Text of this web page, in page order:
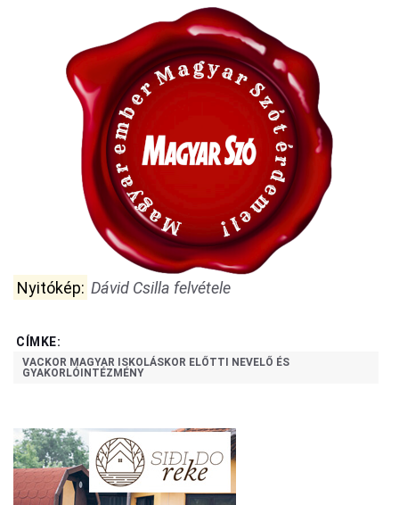
Nyitókép: Dávid Csilla felvétele
CÍMKE:
VACKOR MAGYAR ISKOLÁSKOR ELŐTTI NEVELŐ ÉS
GYAKORLÓINTÉZMÉNY